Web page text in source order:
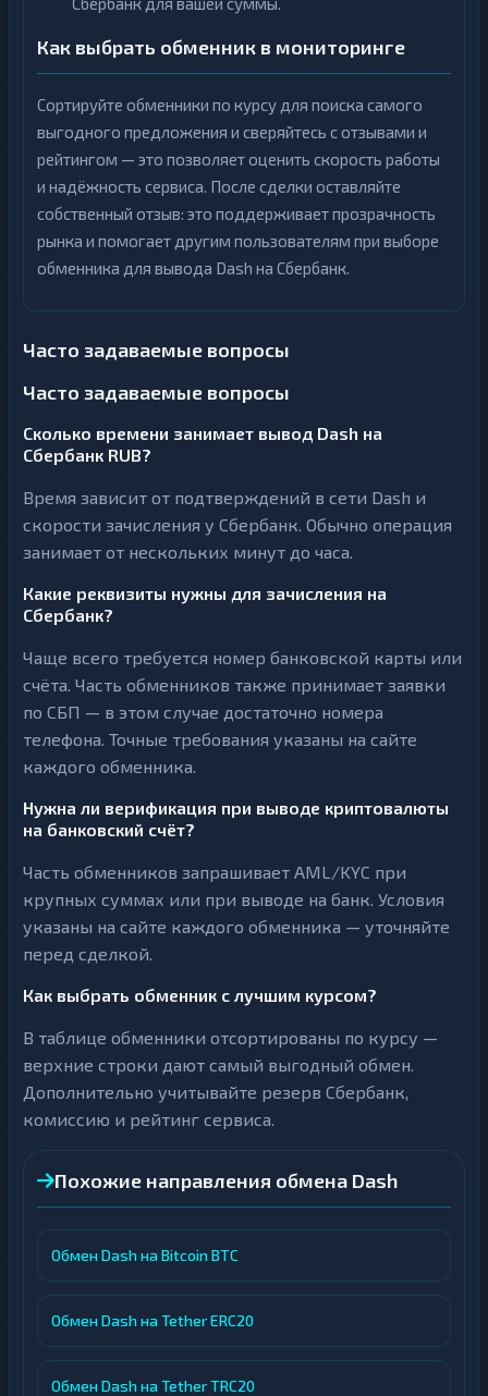
Как выбрать обменник в мониторинге
Сортируйте обменники по курсу для поиска самого
выгодного предложения и сверяйтесь с отзывами и
рейтингом — это позволяет оценить скорость работы
и надёжность сервиса. После сделки оставляйте
собственный отзыв: это поддерживает прозрачность
рынка и помогает другим пользователям при выборе
обменника для вывода Dash на Сбербанк.
Часто задаваемые вопросы
Часто задаваемые вопросы
Сколько времени занимает вывод Dash на
Сбербанк RUB?
Время зависит от подтверждений в сети Dash и
скорости зачисления у Сбербанк. Обычно операция
занимает от нескольких минут до часа.
Какие реквизиты нужны для зачисления на
Сбербанк?
Чаще всего требуется номер банковской карты или
счёта. Часть обменников также принимает заявки
по СБП — в этом случае достаточно номера
телефона. Точные требования указаны на сайте
каждого обменника.
Нужна ли верификация при выводе криптовалюты
на банковский счёт?
Часть обменников запрашивает AML/KYC при
крупных суммах или при выводе на банк. Условия
указаны на сайте каждого обменника — уточняйте
перед сделкой.
Как выбрать обменник с лучшим курсом?
В таблице обменники отсортированы по курсу —
верхние строки дают самый выгодный обмен.
Дополнительно учитывайте резерв Сбербанк,
комиссию и рейтинг сервиса.
Похожие направления обмена Dash
Обмен Dash на Bitcoin BTC
Обмен Dash на Tether ERC20
Обмен Dash на Tether TRC20